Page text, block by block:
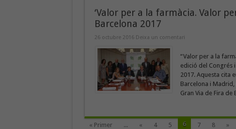
‘Valor per a la farmàcia. Valor
Barcelona 2017
26 octubre 2016 Deixa un comentari
“Valor per a la
edició del Congrés
2017. Aquesta cita
Barcelona i
Gran Via de Fira de
« Primer ... « 4 5 6 7 8 »